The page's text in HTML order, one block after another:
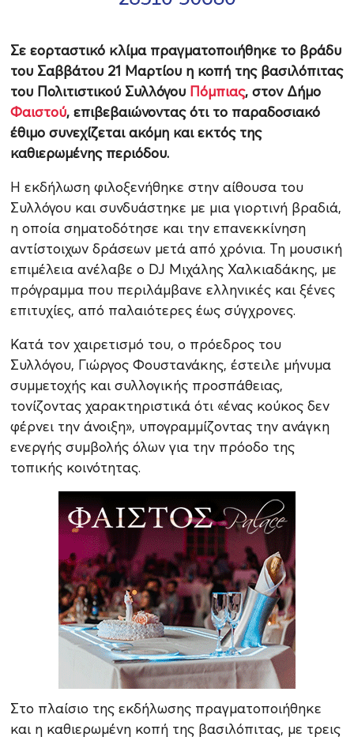
Σε εορταστικό κλίμα πραγματοποιήθηκε το βράδυ
του Σαββάτου 21 Μαρτίου η κοπή της βασιλόπιτας
του Πολιτιστικού Συλλόγου Πόμπιας, στον Δήμο
Φαιστού, επιβεβαιώνοντας ότι το παραδοσιακό
έθιμο συνεχίζεται ακόμη και εκτός της
καθιερωμένης περιόδου.
Η εκδήλωση φιλοξενήθηκε στην αίθουσα του
Συλλόγου και συνδυάστηκε με μια γιορτινή βραδιά,
η οποία σηματοδότησε και την επανεκκίνηση
αντίστοιχων δράσεων μετά από χρόνια. Τη μουσική
επιμέλεια ανέλαβε ο DJ Μιχάλης Χαλκιαδάκης, με
πρόγραμμα που περιλάμβανε ελληνικές και ξένες
επιτυχίες, από παλαιότερες έως σύγχρονες.
Κατά τον χαιρετισμό του, ο πρόεδρος του
Συλλόγου, Γιώργος Φουστανάκης, έστειλε μήνυμα
συμμετοχής και συλλογικής προσπάθειας,
τονίζοντας χαρακτηριστικά ότι «ένας κούκος δεν
φέρνει την άνοιξη», υπογραμμίζοντας την ανάγκη
ενεργής συμβολής όλων για την πρόοδο της
τοπικής κοινότητας.
Στο πλαίσιο της εκδήλωσης πραγματοποιήθηκε
και η καθιερωμένη κοπή της βασιλόπιτας, με τρεις